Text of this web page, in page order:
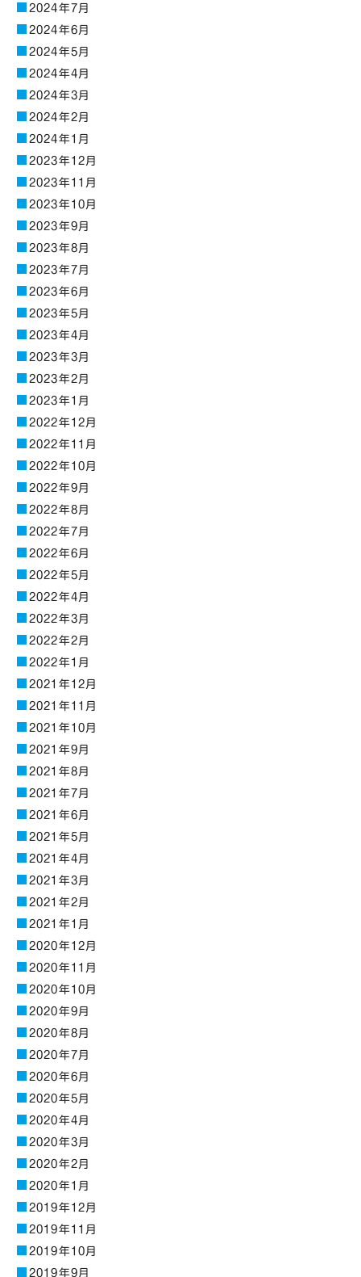
2024年7月
2024年6月
2024年5月
2024年4月
2024年3月
2024年2月
2024年1月
2023年12月
2023年11月
2023年10月
2023年9月
2023年8月
2023年7月
2023年6月
2023年5月
2023年4月
2023年3月
2023年2月
2023年1月
2022年12月
2022年11月
2022年10月
2022年9月
2022年8月
2022年7月
2022年6月
2022年5月
2022年4月
2022年3月
2022年2月
2022年1月
2021年12月
2021年11月
2021年10月
2021年9月
2021年8月
2021年7月
2021年6月
2021年5月
2021年4月
2021年3月
2021年2月
2021年1月
2020年12月
2020年11月
2020年10月
2020年9月
2020年8月
2020年7月
2020年6月
2020年5月
2020年4月
2020年3月
2020年2月
2020年1月
2019年12月
2019年11月
2019年10月
2019年9月